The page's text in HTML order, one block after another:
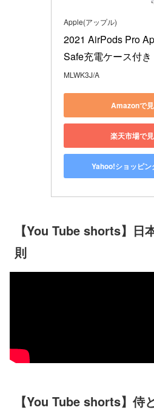
Apple(アップル)
2021 AirPods Pro
Safe充電ケース付き
MLWK3J/A
Amazonで
楽天市場で
Yahoo!ショッピン
【You Tube shorts】日
則
【You Tube shorts】侍